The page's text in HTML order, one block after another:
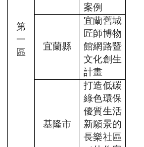
第
一
區
案例
宜蘭縣
宜蘭舊城
匠師博物
館網路暨
文化創生
計畫
基隆市
打造低碳
綠色環保
優質生活
新願景的
長樂社區